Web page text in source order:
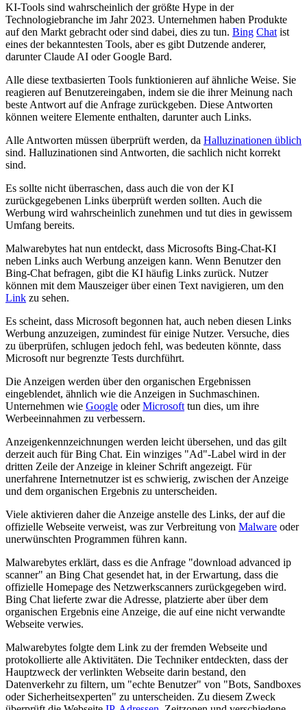
KI-Tools sind wahrscheinlich der größte Hype in der
Technologiebranche im Jahr 2023. Unternehmen haben Produkte
auf den Markt gebracht oder sind dabei, dies zu tun. Bing Chat ist
eines der bekanntesten Tools, aber es gibt Dutzende anderer,
darunter Claude AI oder Google Bard.
Alle diese textbasierten Tools funktionieren auf ähnliche Weise. Sie
reagieren auf Benutzereingaben, indem sie die ihrer Meinung nach
beste Antwort auf die Anfrage zurückgeben. Diese Antworten
können weitere Elemente enthalten, darunter auch Links.
Alle Antworten müssen überprüft werden, da Halluzinationen üblich
sind. Halluzinationen sind Antworten, die sachlich nicht korrekt
sind.
Es sollte nicht überraschen, dass auch die von der KI
zurückgegebenen Links überprüft werden sollten. Auch die
Werbung wird wahrscheinlich zunehmen und tut dies in gewissem
Umfang bereits.
Malwarebytes hat nun entdeckt, dass Microsofts Bing-Chat-KI
neben Links auch Werbung anzeigen kann. Wenn Benutzer den
Bing-Chat befragen, gibt die KI häufig Links zurück. Nutzer
können mit dem Mauszeiger über einen Text navigieren, um den
Link zu sehen.
Es scheint, dass Microsoft begonnen hat, auch neben diesen Links
Werbung anzuzeigen, zumindest für einige Nutzer. Versuche, dies
zu überprüfen, schlugen jedoch fehl, was bedeuten könnte, dass
Microsoft nur begrenzte Tests durchführt.
Die Anzeigen werden über den organischen Ergebnissen
eingeblendet, ähnlich wie die Anzeigen in Suchmaschinen.
Unternehmen wie Google oderMicrosoft tun dies, um ihre
Werbeeinnahmen zu verbessern.
Anzeigenkennzeichnungen werden leicht übersehen, und das gilt
derzeit auch für Bing Chat. Ein winziges "Ad"-Label wird in der
dritten Zeile der Anzeige in kleiner Schrift angezeigt. Für
unerfahrene Internetnutzer ist es schwierig, zwischen der Anzeige
und dem organischen Ergebnis zu unterscheiden.
Viele aktivieren daher die Anzeige anstelle des Links, der auf die
offizielle Webseite verweist, was zur Verbreitung von Malware oder
unerwünschten Programmen führen kann.
Malwarebytes erklärt, dass es die Anfrage "download advanced ip
scanner" an Bing Chat gesendet hat, in der Erwartung, dass die
offizielle Homepage des Netzwerkscanners zurückgegeben wird.
Bing Chat lieferte zwar die Adresse, platzierte aber über dem
organischen Ergebnis eine Anzeige, die auf eine nicht verwandte
Webseite verwies.
Malwarebytes folgte dem Link zu der fremden Webseite und
protokollierte alle Aktivitäten. Die Techniker entdeckten, dass der
Hauptzweck der verlinkten Webseite darin bestand, den
Datenverkehr zu filtern, um "echte Benutzer" von "Bots, Sandboxes
oder Sicherheitsexperten" zu unterscheiden. Zu diesem Zweck